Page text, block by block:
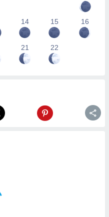
14 15 16
21 22